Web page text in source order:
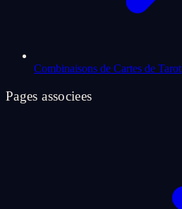
Combinaisons de Cartes de Tarot
Pages associees